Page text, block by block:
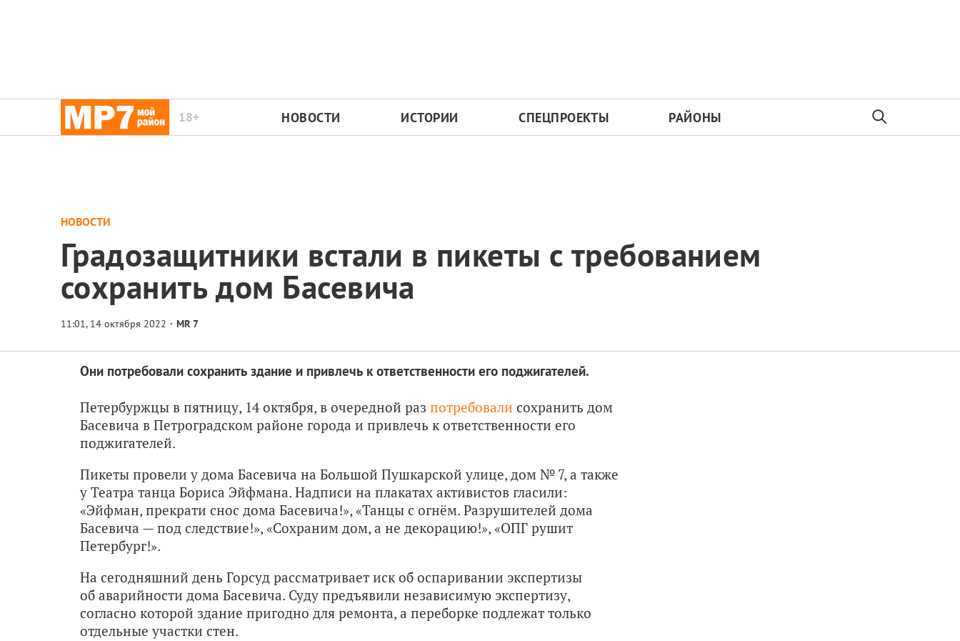
18+ НОВОСТИ ИСТОРИИ СПЕЦПРОЕКТЫ РАЙОНЫ
НОВОСТИ
Градозащитники встали в пикеты с требованием
сохранить дом Басевича
MR 7
Они потребовали сохранить здание и привлечь к ответственности его поджигателей.
Петербуржцы в пятницу, 14 октября, в очередной раз потребовали сохранить дом
Басевича в Петроградском районе города и привлечь к ответственности его
поджигателей.
Пикеты провели у дома Басевича на Большой Пушкарской улице, дом № 7, а также
у Театра танца Бориса Эйфмана. Надписи на плакатах активистов гласили:
«Эйфман, прекрати снос дома Басевича!», «Танцы с огнём. Разрушителей дома
Басевича — под следствие!», «Сохраним дом, а не декорацию!», «ОПГ рушит
Петербург!».
На сегодняшний день Горсуд рассматривает иск об оспаривании экспертизы
об аварийности дома Басевича. Суду предъявили независимую экспертизу,
согласно которой здание пригодно для ремонта, а переборке подлежат только
отдельные участки стен.